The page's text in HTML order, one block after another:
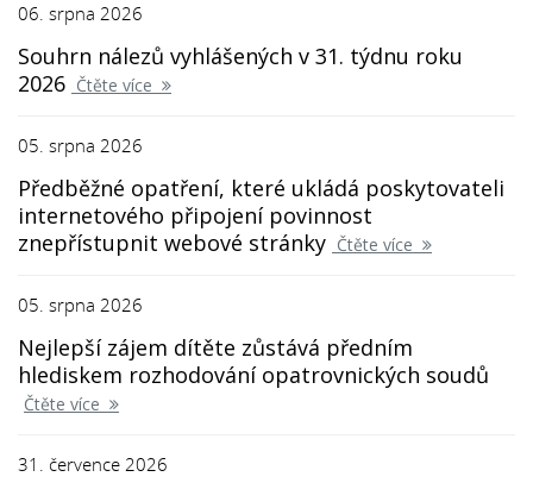
06. srpna 2026
Souhrn nálezů vyhlášených v 31. týdnu roku
2026 Čtěte více
05. srpna 2026
Předběžné opatření, které ukládá poskytovateli
internetového připojení povinnost
znepřístupnit webové stránky Čtěte více
05. srpna 2026
Nejlepší zájem dítěte zůstává předním
hlediskem rozhodování opatrovnických soudů
Čtěte více
31. července 2026